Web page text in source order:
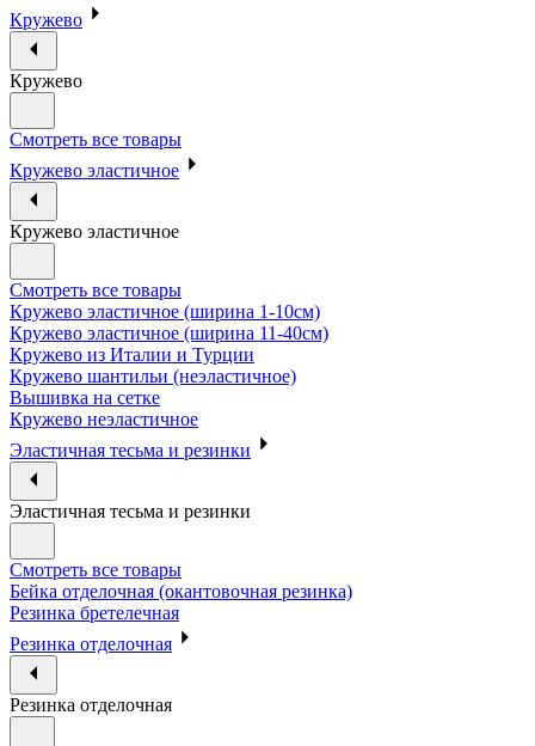
Кружево
Кружево
Смотреть все товары
Кружево эластичное
Кружево эластичное
Смотреть все товары
Кружево эластичное (ширина 1-10см)
Кружево эластичное (ширина 11-40см)
Кружево из Италии и Турции
Кружево шантильи (неэластичное)
Вышивка на сетке
Кружево неэластичное
Эластичная тесьма и резинки
Эластичная тесьма и резинки
Смотреть все товары
Бейка отделочная (окантовочная резинка)
Резинка бретелечная
Резинка отделочная
Резинка отделочная